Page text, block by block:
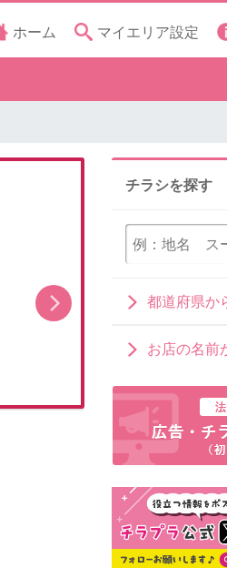
ホーム マイエリア設定
担当者イチ押し
チラシを探す
都道府県か
お店の名前